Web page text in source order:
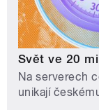
Svět ve 20
Na serverech
unikají